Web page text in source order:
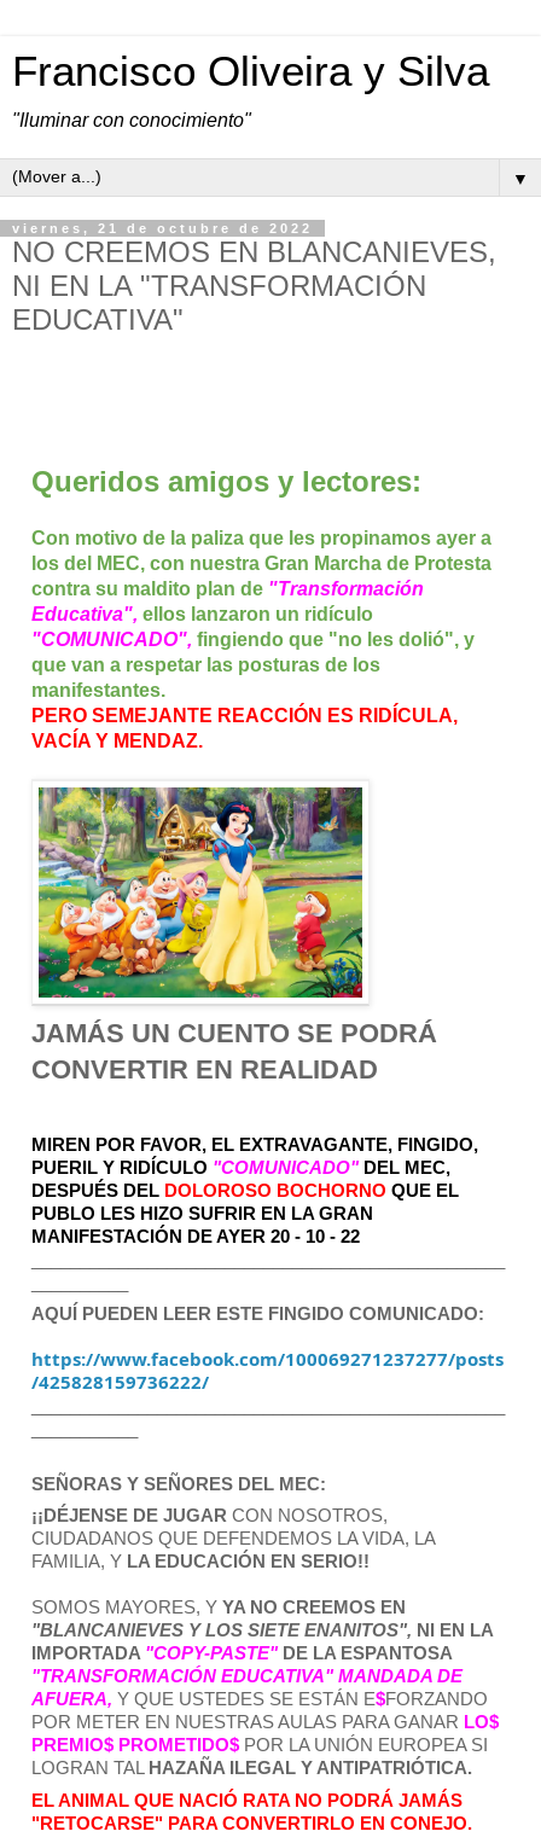
Francisco Oliveira y Silva
"Iluminar con conocimiento"
▼
viernes, 21 de octubre de 2022
NO CREEMOS EN BLANCANIEVES,
NI EN LA "TRANSFORMACIÓN
EDUCATIVA"
Queridos amigos y lectores:
Con motivo de la paliza que les propinamos ayer a
los del MEC, con nuestra Gran Marcha de Protesta
contra su maldito plan de "Transformación
Educativa",
"COMUNICADO", fingiendo que "no les dolió", y
que van a respetar las posturas de los
manifestantes.
PERO SEMEJANTE REACCIÓN ES RIDÍCULA,
JAMÁS UN CUENTO SE PODRÁ
CONVERTIR EN REALIDAD
MIREN POR FAVOR, EL EXTRAVAGANTE, FINGIDO,
PUERIL Y RIDÍCULO "COMUNICADO" DEL MEC,
DESPUÉS DEL DOLOROSO BOCHORNO QUE EL
PUBLO LES HIZO SUFRIR EN LA GRAN
MANIFESTACIÓN DE AYER 20 - 10 - 22
AQUÍ PUEDEN LEER ESTE FINGIDO COMUNICADO:
https://www.facebook.com/100069271237277/posts
/425828159736222/
SEÑORAS Y SEÑORES DEL MEC:
¡¡DÉJENSE DE JUGAR CON NOSOTROS,
CIUDADANOS QUE DEFENDEMOS LA VIDA, LA
FAMILIA, Y LA EDUCACIÓN EN SERIO!!
SOMOS MAYORES, Y
"BLANCANIEVES Y LOS SIETE ENANITOS", NI EN LA
IMPORTADA "COPY-PASTE"
DE LA ESPANTOSA
"TRANSFORMACIÓN EDUCATIVA" MANDADA DE
AFUERA, Y QUE USTEDES SE ESTÁN E$FORZANDO
POR METER EN NUESTRAS AULAS PARA GANAR LO$
PREMIO$ PROMETIDO$ POR LA UNIÓN EUROPEA SI
LOGRAN TAL HAZAÑA ILEGAL Y ANTIPATRIÓTICA.
EL ANIMAL QUE NACIÓ RATA NO PODRÁ JAMÁS
"RETOCARSE" PARA CONVERTIRLO EN CONEJO.